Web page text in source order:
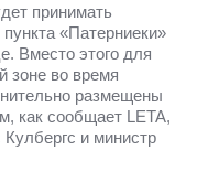
принимать
«Патерниеки»
Вместо этого для
зоне во время
размещены
как сообщает LETA,
и министр